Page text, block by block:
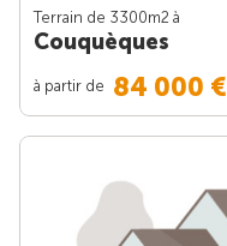
Terrain de 3300m2 à
Couquèques
à partir de 84 000 €